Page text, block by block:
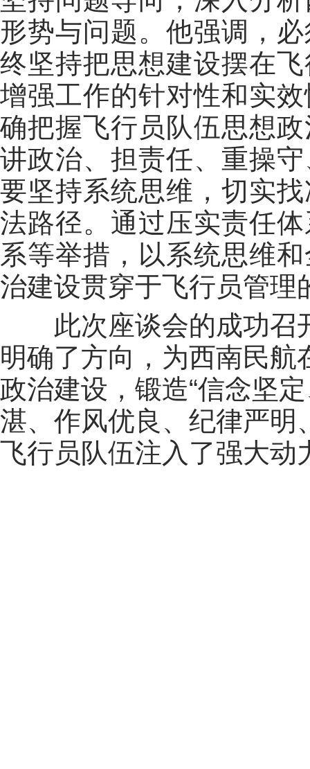
形势与问题。他强调，
终坚持把思想建设摆在
增强工作的针对性和实
确把握飞行员队伍思想
讲政治、担责任、重操
要坚持系统思维，切实
法路径。 通过压实责任
系等举措，以系统思维
治建设贯穿于飞行员管理
此次座谈会的成功召
明确了方向，为西南民
政治建设，锻造“信念坚
湛、作风优良、纪律严明
飞行员队伍注入了强大动